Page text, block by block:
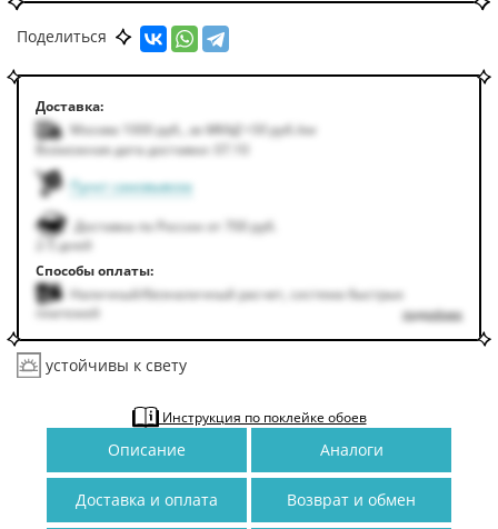
Поделиться
Доставка:
Москва 1000руб. за МКАД +50руб. /км
Возможная дата доставки: 07.10
Пункт самовывоза
Доставка по России от 700 руб.
2-5 дней
Способы оплаты:
Наличный/безналичный расчет, система быстрых
платежей
подробнее
устойчивы к свету
Инструкция по поклейке обоев
Описание Аналоги
Доставка и оплата Возврат и обмен